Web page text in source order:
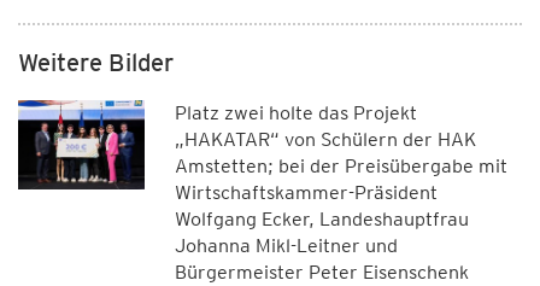
Weitere Bilder
Platz zwei holte das Projekt
„HAKATAR“ von Schülern der HAK
Amstetten; bei der Preisübergabe mit
Wirtschaftskammer-Präsident
Wolfgang Ecker, Landeshauptfrau
Johanna Mikl-Leitner und
Bürgermeister Peter Eisenschenk